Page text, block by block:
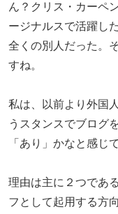
ん？クリス・カーペ
ージナルスで活躍し
全くの別人だった。
すね。
私は、以前より外国
うスタンスでブログ
「あり」かなと感じ
理由は主に２つであ
フとして起用する方